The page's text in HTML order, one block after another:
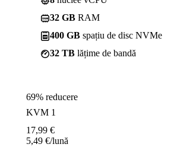
32 GB RAM
400 GB spațiu de disc NVMe
32 TB lățime de bandă
69% reducere
KVM 1
17,99 €
5,49 €/lună